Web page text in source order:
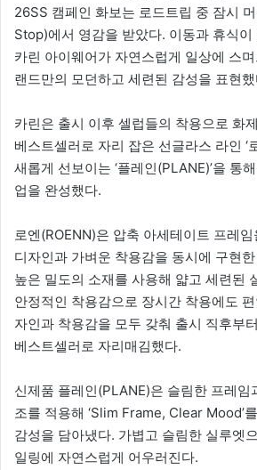
26SS 캠페인 화보는 로드트립 중 잠시
Stop)에서 영감을 받았다. 이동과 휴식이
카린 아이웨어가 자연스럽게 일상에 스
랜드만의 모던하고 세련된 감성을 표현
카린은 출시 이후 셀럽들의 착용으로 화
베스트셀러로 자리 잡은 선글라스 라인 ‘
새롭게 선보이는 ‘플레인(PLANE)’을 통
업을 완성했다.
로엔(ROENN)은 압축 아세테이트 프레
디자인과 가벼운 착용감을 동시에 구현
높은 밀도의 소재를 사용해 얇고 세련된
안정적인 착용감으로 장시간 착용에도
자인과 착용감을 모두 갖춰 출시 직후부
베스트셀러로 자리매김했다.
신제품 플레인(PLANE)은 슬림한 프레
조를 적용해 ‘Slim Frame, Clear Mood’
감성을 담아냈다. 가볍고 슬림한 실루엣
일링에 자연스럽게 어우러진다.